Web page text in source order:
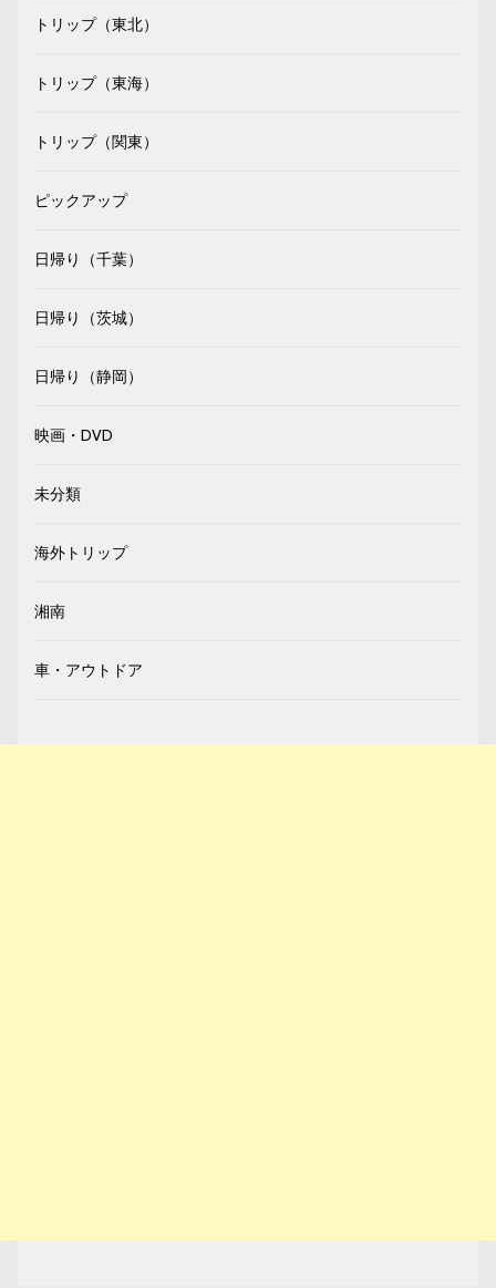
トリップ（東北）
トリップ（東海）
トリップ（関東）
ピックアップ
日帰り（千葉）
日帰り（茨城）
日帰り（静岡）
映画・DVD
未分類
海外トリップ
湘南
車・アウトドア